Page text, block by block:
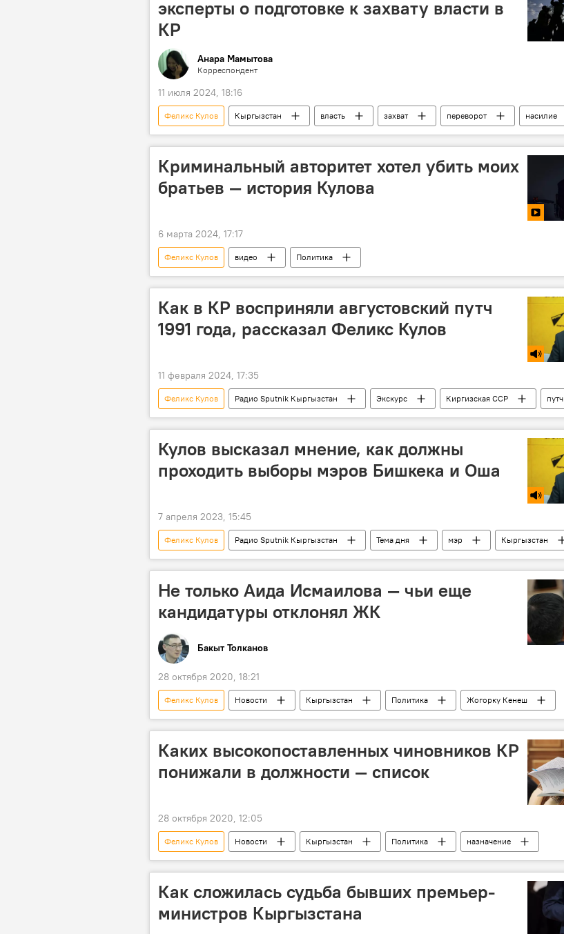
эксперты о подготовке к захвату власти в
КР
Анара Мамытова
Корреспондент
11 июля 2024, 18:16
Феликс Кулов Кыргызстан власть захват переворот
насилие
попытка
Андрей Грозин Аналитика
Криминальный авторитет хотел убить моих
братьев — история Кулова
6 марта 2024, 17:17
Феликс Кулов видео Политика
Как в КР восприняли августовский путч
1991 года, рассказал Феликс Кулов
11 февраля 2024, 17:35
Феликс Кулов Радио Sputnik Кыргызстан Экскурс Киргизская ССР
путч
история
Михаил Горбачев
Кулов высказал мнение, как должны
проходить выборы мэров Бишкека и Оша
7 апреля 2023, 15:45
Феликс Кулов Радио Sputnik Кыргызстан Тема дня мэр
Кыргызстан
Бишкек
Ош выборы
Не только Аида Исмаилова — чьи еще
кандидатуры отклонял ЖК
Бакыт Толканов
28 октября 2020, 18:21
Феликс Кулов Новости Кыргызстан Политика
Жогорку Кенеш
Аида Исмаилова
Омурбек Текебаев Алмазбек Атамбаев
Сапар Исаков
Каких высокопоставленных чиновников КР
понижали в должности — список
28 октября 2020, 12:05
Феликс Кулов Новости Кыргызстан Политика
назначение
Дуйшенбек Зилалиев
Замирбек Аскаров должность
понижение
Как сложилась судьба бывших премьер-
министров Кыргызстана